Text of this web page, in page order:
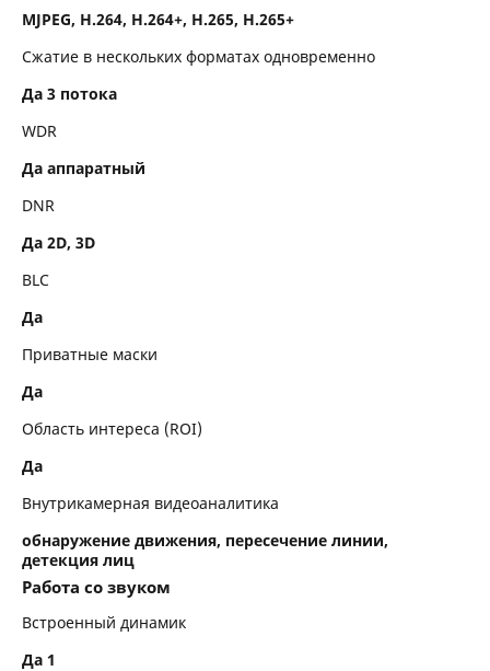
MJPEG, H.264, H.264+, H.265, H.265+
Сжатие в нескольких форматах одновременно
Да 3 потока
WDR
Да аппаратный
DNR
Да 2D, 3D
BLC
Да
Приватные маски
Да
Область интереса (ROI)
Да
Внутрикамерная видеоаналитика
обнаружение движения, пересечение линии,
детекция лиц
Работа со звуком
Встроенный динамик
Да 1